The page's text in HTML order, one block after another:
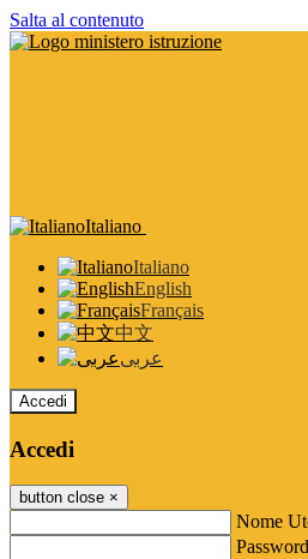
Salta al contenuto
Italiano
Italiano
English
Français
中文
عربى
Accedi
Accedi
button close ×
Nome
Password